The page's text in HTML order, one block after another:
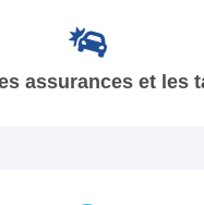
assurances et les